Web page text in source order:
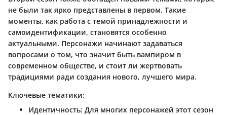
не были так ярко представлены в первом. Такие
моменты, как работа с темой принадлежности и
самоидентификации, становятся особенно
актуальными. Персонажи начинают задаваться
вопросами о том, что значит быть вампиром в
современном обществе, и стоит ли жертвовать
традициями ради создания нового, лучшего мира.
Ключевые тематики:
Идентичность: Для многих персонажей этот сезон